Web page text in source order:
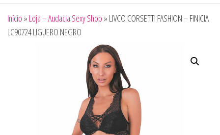
Início » Loja – Audacia Sexy Shop » LIVCO CORSETTI FASHION – FINICIA
LC90724 LIGUERO NEGRO